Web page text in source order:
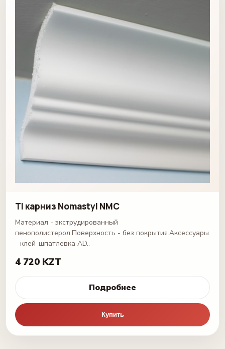
TI карниз Nomastyl NMC
Материал - экструдированный
пенополистерол.Поверхность - без покрытия.Аксессуары
- клей-шпатлевка AD..
4 720 KZT
Подробнее
Купить